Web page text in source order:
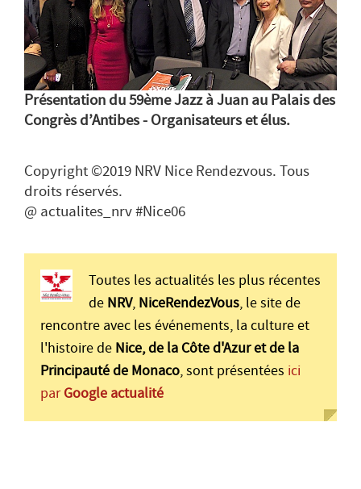
Présentation du 59ème Jazz à Juan au Palais des
Congrès d’Antibes - Organisateurs et élus.
Copyright ©2019 NRV Nice Rendezvous. Tous
droits réservés.
@ actualites_nrv #Nice06
Toutes les actualités les plus récentes
de NRV, NiceRendezVous, le site de
rencontre avec les événements, la culture et
l'histoire de Nice, de la Côte d'Azur et de la
Principauté de Monaco, sont présentées ici
par Google actualité